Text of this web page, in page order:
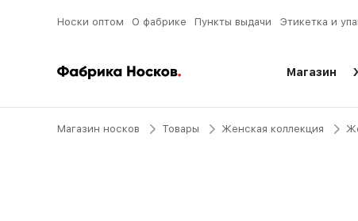
Носки оптом О фабрике Пункты выдачи Этикетка и
Магазин
Магазин носков Товары Женская коллекция